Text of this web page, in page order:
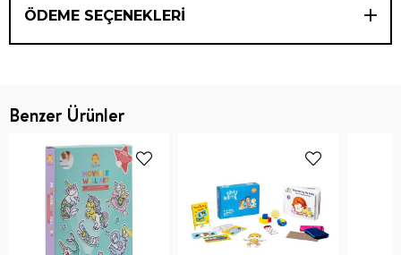
ÖDEME SEÇENEKLERI
Benzer Ürünler